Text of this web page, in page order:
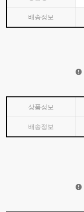
배송정보
상품정보
배송정보